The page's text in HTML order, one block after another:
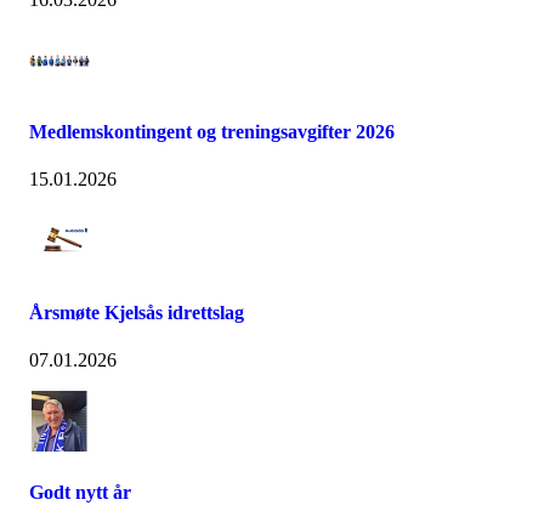
Medlemskontingent og treningsavgifter 2026
15.01.2026
Årsmøte Kjelsås idrettslag
07.01.2026
Godt nytt år